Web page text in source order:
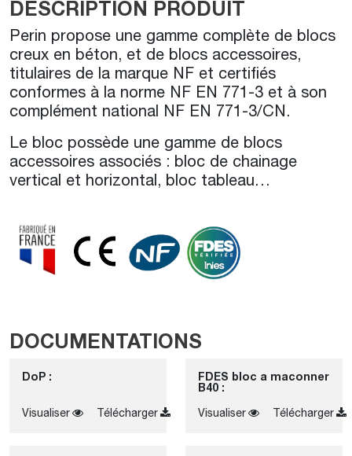
DESCRIPTION PRODUIT
Perin propose une gamme complète de blocs
creux en béton, et de blocs accessoires,
titulaires de la marque NF et certifiés
conformes à la norme NF EN 771-3 et à son
complément national NF EN 771-3/CN.
Le bloc possède une gamme de blocs
accessoires associés : bloc de chainage
vertical et horizontal, bloc tableau…
DOCUMENTATIONS
DoP :
Visualiser Télécharger
FDES bloc a maconner
B40 :
Visualiser
Télécharger